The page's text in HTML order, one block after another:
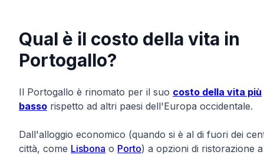
Qual è il costo della vita in
Portogallo?
Il Portogallo è rinomato per il suo costo della vita più
basso rispetto ad altri paesi dell'Europa occidentale.
Dall'alloggio economico (quando si è al di fuori dei
città, come Lisbona o Porto) a opzioni di ristorazione a